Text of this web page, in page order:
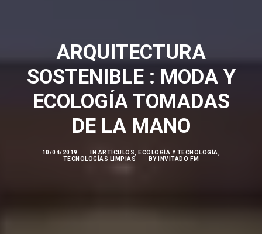
SEARCH
CART
ARQUITECTURA
SOSTENIBLE : MODA Y
ECOLOGÍA TOMADAS
DE LA MANO
10/04/2019 IN ARTÍCULOS ECOLOGÍA Y TECNOLOGÍA
TECNOLOGÍAS LIMPIAS
BY INVITADO FM